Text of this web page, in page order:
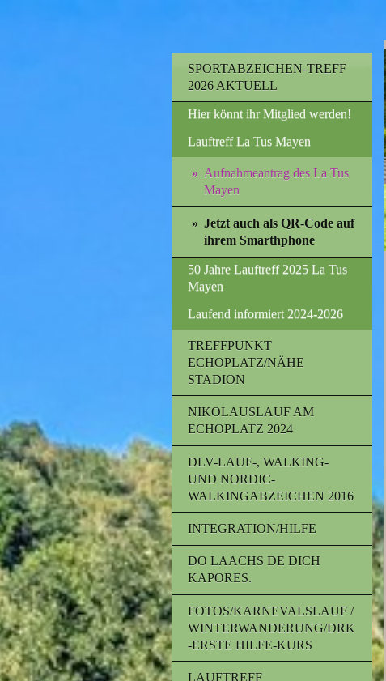
SPORTABZEICHEN-TREFF
2026 AKTUELL
Hier könnt ihr Mitglied werden!
Lauftreff La Tus Mayen
Aufnahmeantrag des La Tus
Mayen
Jetzt auch als QR-Code auf
ihrem Smarthphone
50 Jahre Lauftreff 2025 La Tus
Mayen
Laufend informiert 2024-2026
TREFFPUNKT
ECHOPLATZ/NÄHE
STADION
NIKOLAUSLAUF AM
ECHOPLATZ 2024
DLV-LAUF-, WALKING-
UND NORDIC-
WALKINGABZEICHEN 2016
INTEGRATION/HILFE
DO LAACHS DE DICH
KAPORES.
FOTOS/KARNEVALSLAUF /
WINTERWANDERUNG/DRK
-ERSTE HILFE-KURS
LAUFTREFF